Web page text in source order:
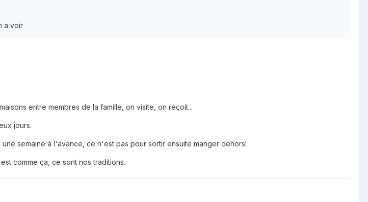
a voir
entre membres de la famille, on visite, on reçoit...
jours.
semaine à l'avance, ce n'est pas pour sortir ensuite manger dehors!
comme ça, ce sont nos traditions.